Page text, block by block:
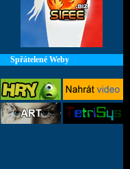
Spřátelené Weby